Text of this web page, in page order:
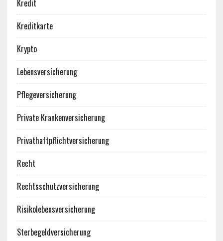
Kredit
Kreditkarte
Krypto
Lebensversicherung
Pflegeversicherung
Private Krankenversicherung
Privathaftpflichtversicherung
Recht
Rechtsschutzversicherung
Risikolebensversicherung
Sterbegeldversicherung